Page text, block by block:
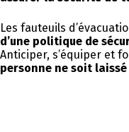
Les fauteuils
d’une politique de
Anticiper, s’équiper et
personne ne soit